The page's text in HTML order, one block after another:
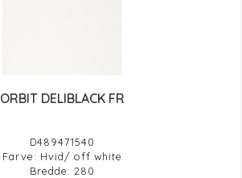
ORBIT DELIBLACK FR
D489471540
Farve: Hvid/ off white
Bredde: 280